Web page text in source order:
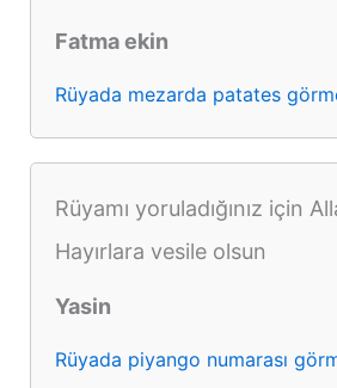
Fatma ekin
Rüyada mezarda patates
Rüyamı yoruladığınız için
Hayırlara vesile olsun
Yasin
Rüyada piyango numarası